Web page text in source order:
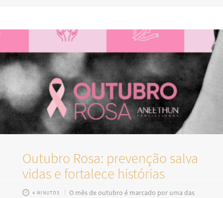
delicados da profissão. Elas exigem conhecimento técnico,
Outubro Rosa: prevenção salva
vidas e fortalece histórias
4 MINUTOS
O mês de outubro é marcado por uma das